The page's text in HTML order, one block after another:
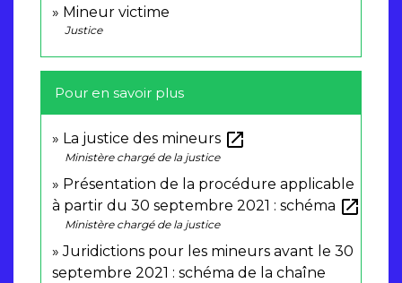
Mineur victime
Justice
Pour en savoir plus
La justice des mineurs open_in_new
Ministère chargé de la justice
Présentation de la procédure applicable
à partir du 30 septembre 2021 : schéma open_in_new
Ministère chargé de la justice
Juridictions pour les mineurs avant le 30
septembre 2021 : schéma de la chaîne